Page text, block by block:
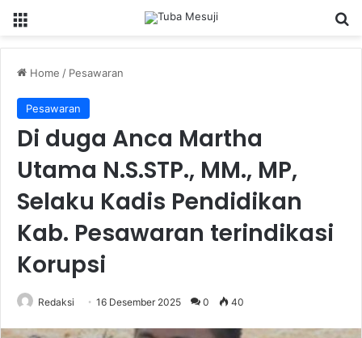
Home / Pesawaran
Pesawaran
Di duga Anca Martha
Utama N.S.STP., MM., MP,
Selaku Kadis Pendidikan
Kab. Pesawaran terindikasi
Korupsi
Redaksi 16 Desember 2025 0 40